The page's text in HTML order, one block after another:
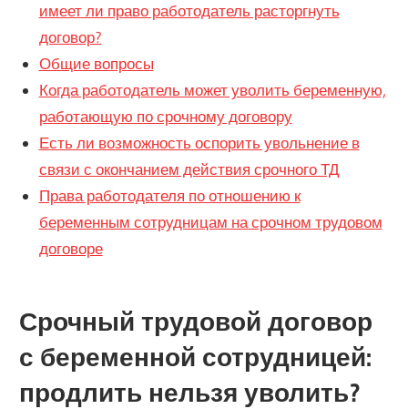
имеет ли право работодатель расторгнуть
договор?
Общие вопросы
Когда работодатель может уволить беременную,
работающую по срочному договору
Есть ли возможность оспорить увольнение в
связи с окончанием действия срочного ТД
Права работодателя по отношению к
беременным сотрудницам на срочном трудовом
договоре
Срочный трудовой договор
с беременной сотрудницей:
продлить нельзя уволить?